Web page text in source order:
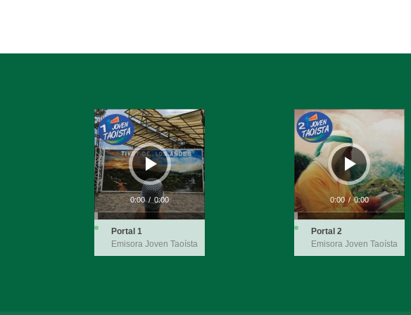
Reproductor
de
audio
0:00 / 0:00
Portal 1
Emisora Joven Taoísta
Reproductor
de
audio
0:00 / 0:00
Portal 2
Emisora Joven Taoísta